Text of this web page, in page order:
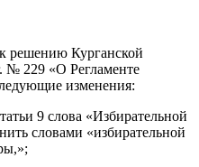
решению Курганской
№ 229 «О Регламенте
изменения:
9 слова «Избирательной
словами «избирательной